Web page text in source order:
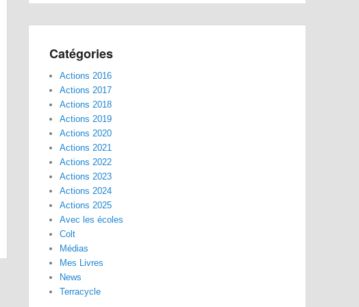
Catégories
Actions 2016
Actions 2017
Actions 2018
Actions 2019
Actions 2020
Actions 2021
Actions 2022
Actions 2023
Actions 2024
Actions 2025
Avec les écoles
Colt
Médias
Mes Livres
News
Terracycle